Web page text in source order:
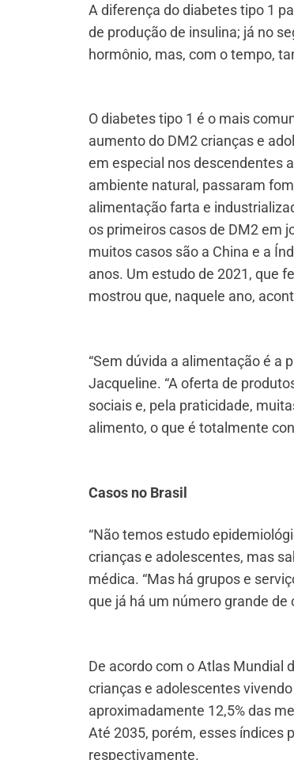
A diferença do diabetes tipo 1
de produção de insulina; já no
hormônio, mas, com o tempo,
O diabetes tipo 1 é o mais
aumento do DM2 crianças e
em especial nos descendentes
ambiente natural, passaram
alimentação farta e
os primeiros casos de DM2 em
muitos casos são a China e a
anos. Um estudo de 2021, que
mostrou que, naquele ano,
“Sem dúvida a alimentação é a
Jacqueline. “A oferta de
sociais e, pela praticidade,
alimento, o que é totalmente
Casos no Brasil
“Não temos estudo
crianças e adolescentes, mas
médica. “Mas há grupos e
que já há um número grande de
De acordo com o Atlas Mundial
crianças e adolescentes
aproximadamente 12,5% das
Até 2035, porém, esses índices
respectivamente.